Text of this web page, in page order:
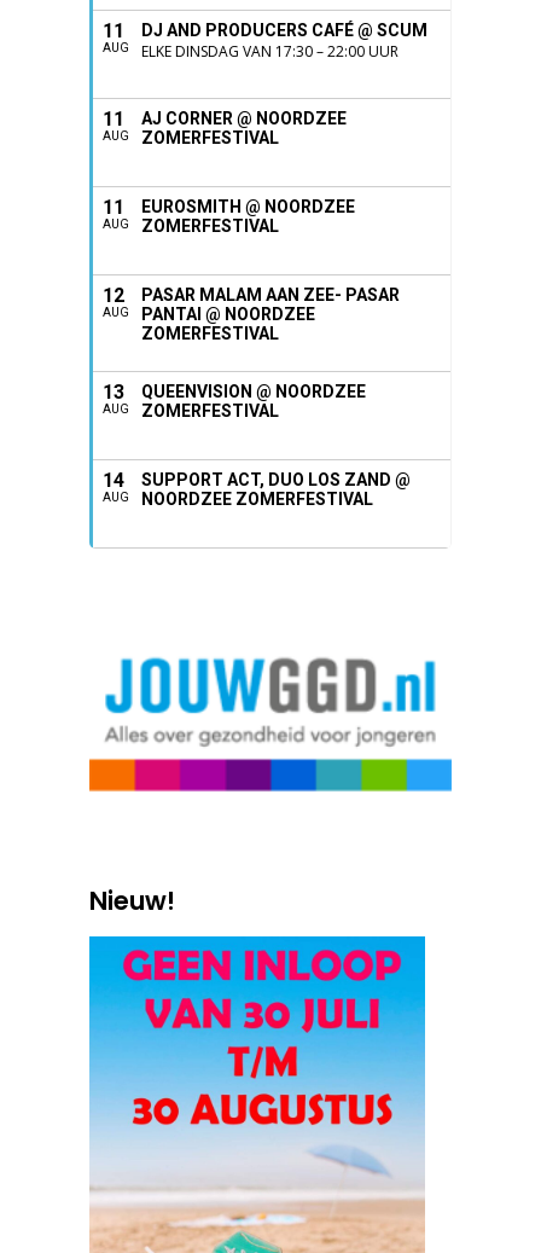
11
AUG
DJ AND PRODUCERS CAFÉ @ SCUM
ELKE DINSDAG VAN 17:30 – 22:00 UUR
11
AUG
AJ CORNER @ NOORDZEE
ZOMERFESTIVAL
11
AUG
EUROSMITH @ NOORDZEE
ZOMERFESTIVAL
12
AUG
PASAR MALAM AAN ZEE- PASAR
PANTAI @ NOORDZEE
ZOMERFESTIVAL
13
AUG
QUEENVISION @ NOORDZEE
ZOMERFESTIVAL
14
AUG
SUPPORT ACT, DUO LOS ZAND @
NOORDZEE ZOMERFESTIVAL
Nieuw!